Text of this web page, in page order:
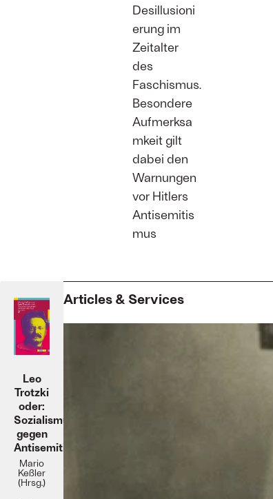
Desillusioni
erung im
Zeitalter
des
Faschismus.
Besondere
Aufmerksa
mkeit gilt
dabei den
Warnungen
vor Hitlers
Antisemitis
mus
Leo
Trotzki
oder:
Sozialismus
gegen
Antisemitismus
Mario
Keßler
(Hrsg.)
Articles & Services